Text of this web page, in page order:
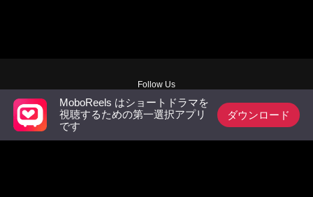
Follow Us
Facebook
YouTube
Instagram
日本特定商取引法|日本資金決済法|利用規約| プライバシーポリシー|
お問い合わ
MoboReels はショートドラマを
視聴するための第一選択アプリ
です
ダウンロード